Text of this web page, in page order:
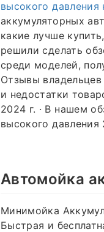
высокого
аккумуляторных
какие лучше
решили сделать
среди моделей,
Отзывы
и недостатки
2024 г. · В нашем
высокого
Автомойка
Минимойка
Быстрая и